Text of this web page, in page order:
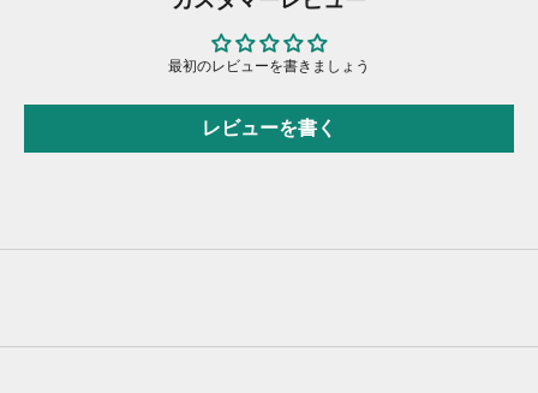
最初のレビューを書きましょう
レビューを書く